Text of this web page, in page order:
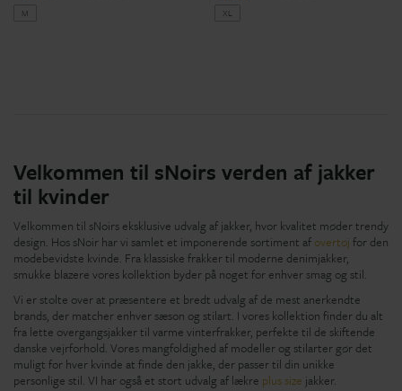
M XL
Velkommen til sNoirs verden af jakker
til kvinder
Velkommen til sNoirs eksklusive udvalg af jakker, hvor kvalitet møder trendy
design. Hos sNoir har vi samlet et imponerende sortiment af overtøj for den
modebevidste kvinde. Fra klassiske frakker til moderne denimjakker,
smukke blazere vores kollektion byder på noget for enhver smag og stil.
Vi er stolte over at præsentere et bredt udvalg af de mest anerkendte
brands, der matcher enhver sæson og stilart. I vores kollektion finder du alt
fra lette overgangsjakker til varme vinterfrakker, perfekte til de skiftende
danske vejrforhold. Vores mangfoldighed af modeller og stilarter gør det
muligt for hver kvinde at finde den jakke, der passer til din unikke
personlige stil. VI har også et stort udvalg af lækre plus size jakker.